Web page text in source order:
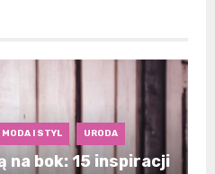
MODA I STYL URODA
bok: 15 inspiracji